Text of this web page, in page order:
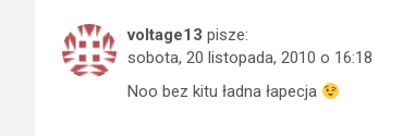
voltage13 pisze:
sobota, 20 listopada, 2010 o 16:18
Noo bez kitu ładna łapecja